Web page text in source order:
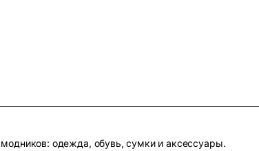
одежда, обувь, сумки и аксессуары.